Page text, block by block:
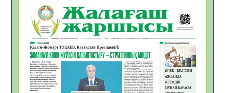
06.08.2026
Инфекциялық ауруларға қарсы иммундау
жұмыстарының тиімділігі
06.08.2026
34
Көкжөтел ауруы туралы
06.08.2026
32